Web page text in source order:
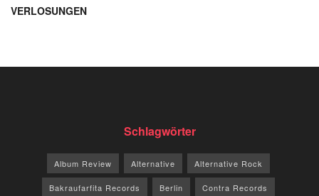
VERLOSUNGEN
Schlagwörter
Album Review Alternative Alternative Rock
Bakraufarfita Records Berlin Contra Records